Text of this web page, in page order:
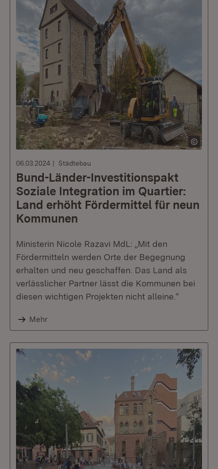
06.03.2024 Städtebau
Bund-Länder-Investitionspakt
Soziale Integration im Quartier:
Land erhöht Fördermittel für neun
Kommunen
Ministerin Nicole Razavi MdL: „Mit den
Fördermitteln werden Orte der Begegnung
erhalten und neu geschaffen. Das Land als
verlässlicher Partner lässt die Kommunen bei
diesen wichtigen Projekten nicht alleine.“
Mehr